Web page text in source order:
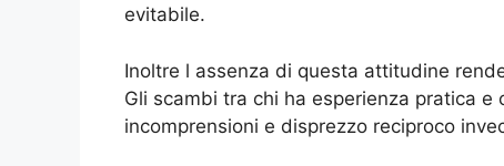
evitabile.
Inoltre l assenza di questa attitudine
Gli scambi tra chi ha esperienza pratica
incomprensioni e disprezzo reciproco